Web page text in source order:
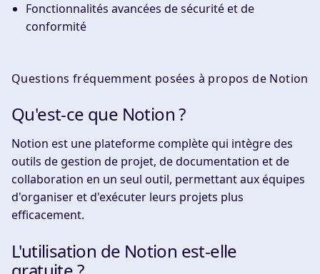
Fonctionnalités avancées de sécurité et de
conformité
Questions fréquemment posées à propos de Notion
Qu'est-ce que Notion ?
Notion est une plateforme complète qui intègre des
outils de gestion de projet, de documentation et de
collaboration en un seul outil, permettant aux équipes
d'organiser et d'exécuter leurs projets plus
efficacement.
L'utilisation de Notion est-elle